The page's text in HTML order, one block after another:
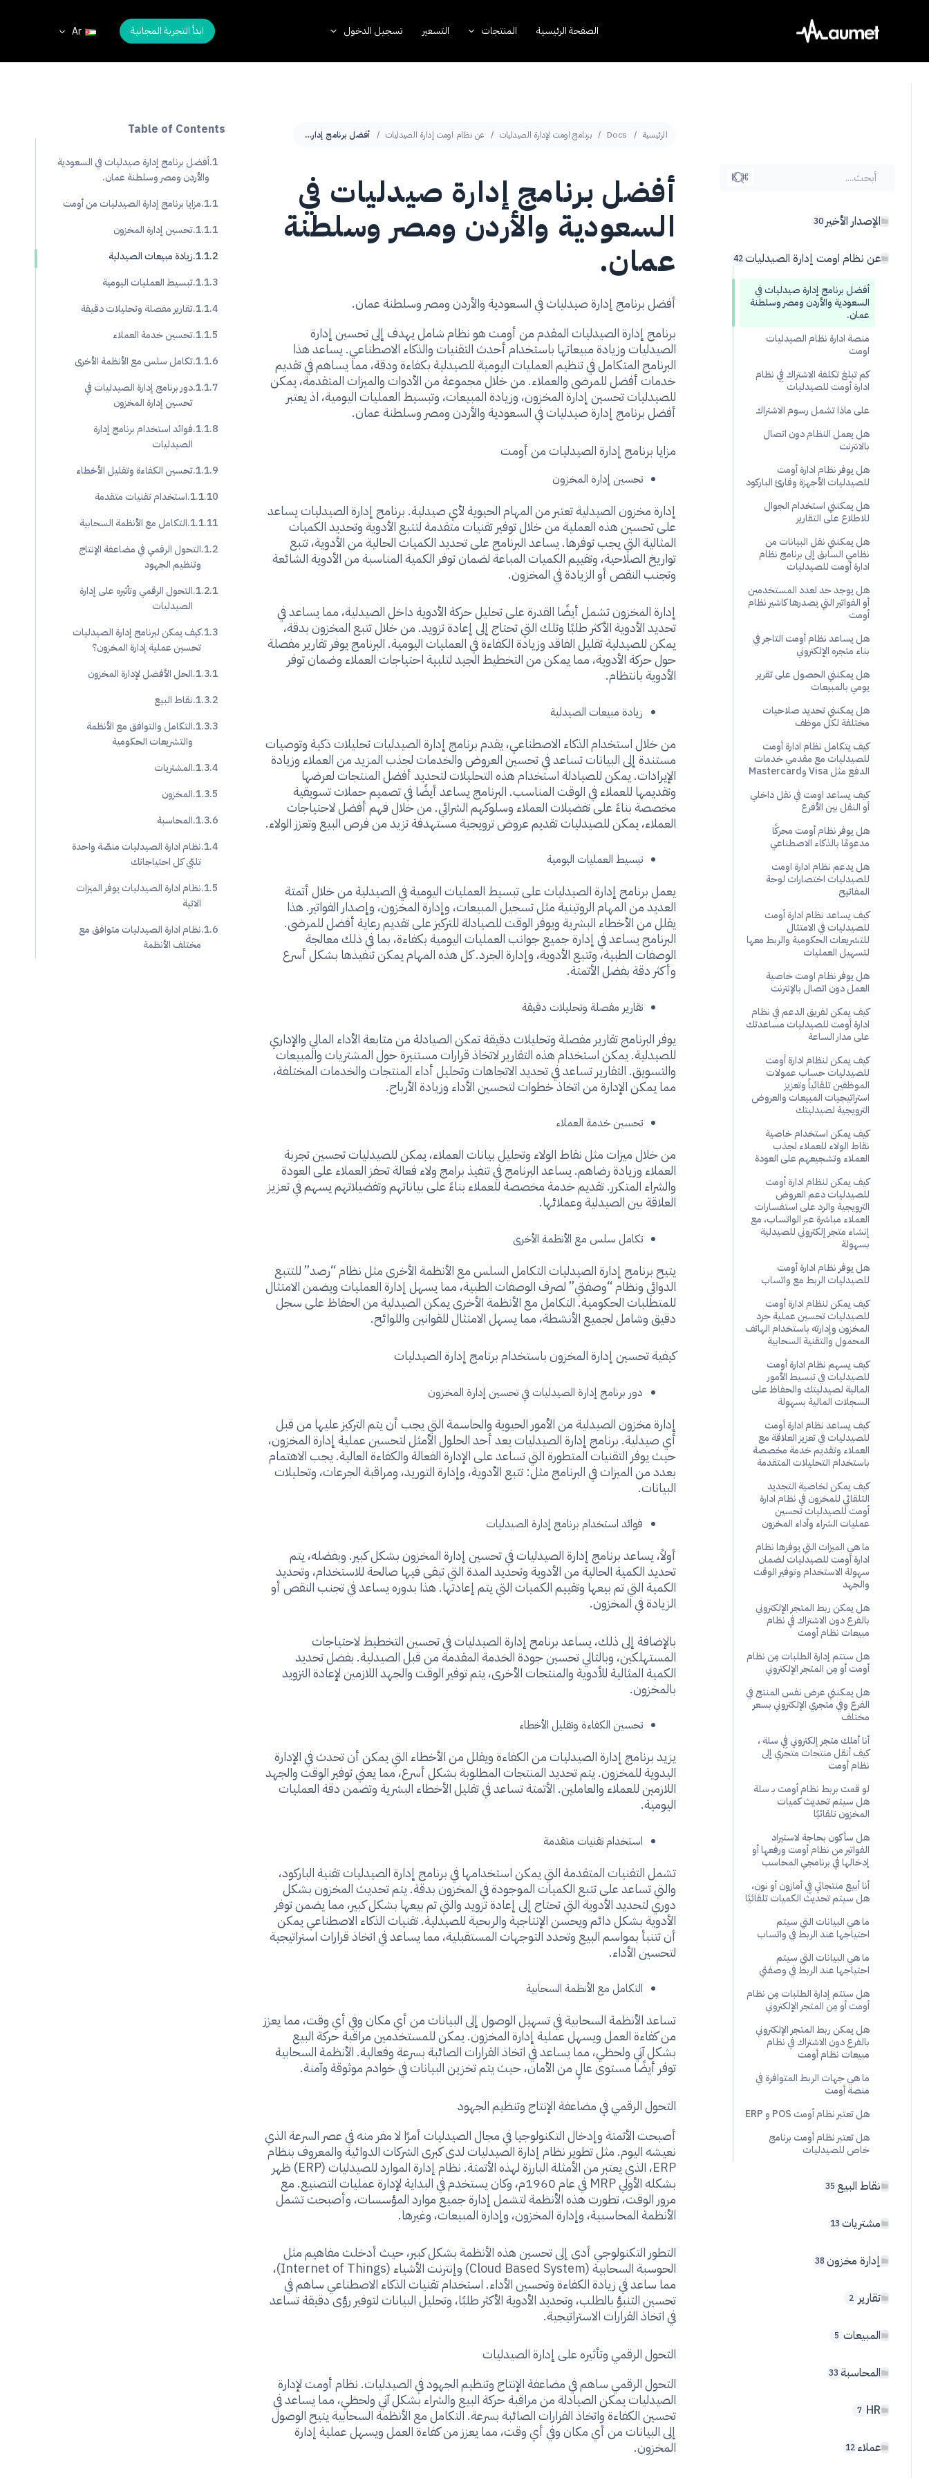
الصفحة الرئيسية المنتجات التسعير تسجيل الدخول ابدأ التجربة المجانية Ar
أبحث.... ⌘ K
الإصدار الأخير 30
عن نظام اومت إدارة الصيدليات42
أفضل برنامج إدارة صيدليات في
السعودية والأردن ومصر وسلطنة
عمان.
منصة ادارة نظام الصيدليات
اومت
كم تبلغ تكلفة الاشتراك فِي نظام
ادارة أومت للصيدليات
على ماذا تشمل رسوم الاشتراك
هل يعمل النظام دون اتصال
بالانترنت
هل يوفر نظام ادارة أومت
للصيدليات الأجهزة وقارئ الباركود
هل يمكنني استخدام الجوال
للاطلاع على التقارير
هل يمكنني نقل البيانات من
نظامي السابق إلى برنامج نظام
ادارة أومت للصيدليات
هل يوجد حد لعدد المستخدمين
أو الفواتير التي يصدرها كاشير نظام
أومت
هل يساعد نظام أومت التاجر في
بناء متجره الإلكتروني
هل يمكنني الحصول على تقرير
يومي بالمبيعات
هل يمكنني تحديد صلاحيات
مختلفة لكل موظف
كيف يتكامل نظام ادارة أومت
للصيدليات مع مقدمي خدمات
الدفع مثل Visa وMastercard
كيف يساعد اومت في نقل داخلي
أو النقل بين الأفرع
هل يوفر نظام أومت محركًا
مدعومًا بالذكاء الاصطناعي
هل يدعم نظام ادارة اومت
للصيدليات اختصارات لوحة
المفاتيح
كيف يساعد نظام ادارة أومت
للصيدليات في الامتثال
للتشريعات الحكومية والربط معها
لتسهيل العمليات
هل يوفر نظام اومت خاصية
العمل دون اتصال بالإنترنت
كيف يمكن لفريق الدعم في نظام
ادارة أومت للصيدليات مساعدتك
على مدار الساعة
كيف يمكن لنظام ادارة أومت
للصيدليات حساب عمولات
الموظفين تلقائياً وتعزيز
استراتيجيات المبيعات والعروض
الترويجية لصيدليتك
كيف يمكن استخدام خاصية
نقاط الولاء للعملاء لجذب
العملاء وتشجيعهم على العودة
كيف يمكن لنظام ادارة أومت
للصيدليات دعم العروض
الترويجية والرد على استفسارات
العملاء مباشرة عبر الواتساب، مع
إنشاء متجر إلكتروني للصيدلية
بسهولة
هل يوفر نظام ادارة أومت
للصيدليات الربط مع واتساب
كيف يمكن لنظام ادارة أومت
للصيدليات تحسين عملية جرد
المخزون وإدارته باستخدام الهاتف
المحمول والتقنية السحابية
كيف يسهم نظام ادارة أومت
للصيدليات في تبسيط الأمور
المالية لصيدليتك والحفاظ على
السجلات المالية بسهولة
كيف يساعد نظام ادارة أومت
للصيدليات في تعزيز العلاقة مع
العملاء وتقديم خدمة مخصصة
باستخدام التحليلات المتقدمة
كيف يمكن لخاصية التجديد
التلقائي للمخزون في نظام ادارة
أومت للصيدليات تحسين
عمليات الشراء وأداء المخزون
ما هي الميزات التي يوفرها نظام
ادارة أومت للصيدليات لضمان
سهولة الاستخدام وتوفير الوقت
والجهد
هل يمكن ربط المتجر الإلكتروني
بالفرع دون الاشتراك في نظام
مبيعات نظام أومت
هل ستتم إدارة الطلبات مِن نظام
أومت أو مِن المتجر الإلكتروني
هل يمكنني عرض نفس المنتج في
الفرع وفي متجري الإلكتروني بسعر
مختلف
أنا أملك متجر إلكتروني فِي سلة ،
كيف أنقل منتجات متجري إلى
نظام أومت
لو قمت بربط نظام أومت بـ سلة
هل سيتم تحديث كميات
المخزون تلقائيًا
هل سأكون بحاجة لاستيراد
الفواتير من نظام أومت ورفعها أو
إدخالها في برنامجي المحاسب
أنا أبيع منتجاتي فِي أمازون أو نون،
هل سيتم تحديث الكميات تلقائيًا
ما هي البيانات التي سيتم
احتياجها عند الربط في واتساب
ما هي البيانات التي سيتم
احتياجها عند الربط في وصفتي
هل ستتم إدارة الطلبات مِن نظام
أومت أو مِن المتجر الإلكتروني
هل يمكن ربط المتجر الإلكتروني
بالفرع دون الاشتراك في نظام
مبيعات نظام أومت
ما هي جهات الربط المتوافرة في
منصة أومت
هل تعتبر نظام أومت POS و ERP
هل تعتبر نظام أومت برنامج
خاص للصيدليات
نقاط البيع 35
مشتريات 13
إدارة مخزون 38
تقارير 2
المبيعات 5
المحاسبة 33
HR
7
عملاء 12
الرئيسية Docs برنامج اومت لإدارة الصيدليات عن نظام اومت إدارة الصيدليات أفضل برنامج إدارة صيدليات في السعودية والأردن ومصر وسلطنة عمان.
أفضل برنامج إدارة صيدليات في
السعودية والأردن ومصر وسلطنة
عمان.
أفضل برنامج إدارة صيدليات في السعودية والأردن ومصر وسلطنة عمان.
برنامج إدارة الصيدليات المقدم من أومت هو نظام شامل يهدف إلى تحسين إدارة
الصيدليات وزيادة مبيعاتها باستخدام أحدث التقنيات والذكاء الاصطناعي. يساعد هذا
البرنامج المتكامل في تنظيم العمليات اليومية للصيدلية بكفاءة ودقة، مما يساهم في تقديم
خدمات أفضل للمرضى والعملاء. من خلال مجموعة من الأدوات والميزات المتقدمة، يمكن
للصيدليات تحسين إدارة المخزون، وزيادة المبيعات، وتبسيط العمليات اليومية، اذ يعتبر
أفضل برنامج إدارة صيدليات في السعودية والأردن ومصر وسلطنة عمان.
مزايا برنامج إدارة الصيدليات من أومت
تحسين إدارة المخزون
إدارة مخزون الصيدلية تعتبر من المهام الحيوية لأي صيدلية. برنامج إدارة الصيدليات يساعد
على تحسين هذه العملية من خلال توفير تقنيات متقدمة لتتبع الأدوية وتحديد الكميات
المثالية التي يجب توفرها. يساعد البرنامج على تحديد الكميات الحالية من الأدوية، تتبع
تواريخ الصلاحية، وتقييم الكميات المباعة لضمان توفر الكمية المناسبة من الأدوية الشائعة
وتجنب النقص أو الزيادة في المخزون.
إدارة المخزون تشمل أيضًا القدرة على تحليل حركة الأدوية داخل الصيدلية، مما يساعد في
تحديد الأدوية الأكثر طلبًا وتلك التي تحتاج إلى إعادة تزويد. من خلال تتبع المخزون بدقة،
يمكن للصيدلية تقليل الفاقد وزيادة الكفاءة في العمليات اليومية. البرنامج يوفر تقارير مفصلة
حول حركة الأدوية، مما يمكن من التخطيط الجيد لتلبية احتياجات العملاء وضمان توفر
الأدوية بانتظام.
زيادة مبيعات الصيدلية
من خلال استخدام الذكاء الاصطناعي، يقدم برنامج إدارة الصيدليات تحليلات ذكية وتوصيات
مستندة إلى البيانات تساعد في تحسين العروض والخدمات لجذب المزيد من العملاء وزيادة
الإيرادات. يمكن للصيادلة استخدام هذه التحليلات لتحديد أفضل المنتجات لعرضها
وتقديمها للعملاء في الوقت المناسب. البرنامج يساعد أيضًا في تصميم حملات تسويقية
مخصصة بناءً على تفضيلات العملاء وسلوكهم الشرائي. من خلال فهم أفضل لاحتياجات
العملاء، يمكن للصيدليات تقديم عروض ترويجية مستهدفة تزيد من فرص البيع وتعزز الولاء.
تبسيط العمليات اليومية
يعمل برنامج إدارة الصيدليات على تبسيط العمليات اليومية في الصيدلية من خلال أتمتة
العديد من المهام الروتينية مثل تسجيل المبيعات، وإدارة المخزون، وإصدار الفواتير. هذا
يقلل من الأخطاء البشرية ويوفر الوقت للصيادلة للتركيز على تقديم رعاية أفضل للمرضى.
البرنامج يساعد في إدارة جميع جوانب العمليات اليومية بكفاءة، بما في ذلك معالجة
الوصفات الطبية، وتتبع الأدوية، وإدارة الجرد. كل هذه المهام يمكن تنفيذها بشكل أسرع
وأكثر دقة بفضل الأتمتة.
تقارير مفصلة وتحليلات دقيقة
يوفر البرنامج تقارير مفصلة وتحليلات دقيقة تمكن الصيادلة من متابعة الأداء المالي والإداري
للصيدلية. يمكن استخدام هذه التقارير لاتخاذ قرارات مستنيرة حول المشتريات والمبيعات
والتسويق. التقارير تساعد في تحديد الاتجاهات وتحليل أداء المنتجات والخدمات المختلفة،
مما يمكن الإدارة من اتخاذ خطوات لتحسين الأداء وزيادة الأرباح.
تحسين خدمة العملاء
من خلال ميزات مثل نقاط الولاء وتحليل بيانات العملاء، يمكن للصيدليات تحسين تجربة
العملاء وزيادة رضاهم. يساعد البرنامج في تنفيذ برامج ولاء فعالة تحفز العملاء على العودة
والشراء المتكرر. تقديم خدمة مخصصة للعملاء بناءً على بياناتهم وتفضيلاتهم يسهم في تعزيز
العلاقة بين الصيدلية وعملائها.
تكامل سلس مع الأنظمة الأخرى
يتيح برنامج إدارة الصيدليات التكامل السلس مع الأنظمة الأخرى مثل نظام “رصد” للتتبع
الدوائي ونظام “وصفتي” لصرف الوصفات الطبية، مما يسهل إدارة العمليات ويضمن الامتثال
للمتطلبات الحكومية. التكامل مع الأنظمة الأخرى يمكن الصيدلية من الحفاظ على سجل
دقيق وشامل لجميع الأنشطة، مما يسهل الامتثال للقوانين واللوائح.
كيفية تحسين إدارة المخزون باستخدام برنامج إدارة الصيدليات
دور برنامج إدارة الصيدليات في تحسين إدارة المخزون
إدارة مخزون الصيدلية من الأمور الحيوية والحاسمة التي يجب أن يتم التركيز عليها من قبل
أي صيدلية. برنامج إدارة الصيدليات يعد أحد الحلول الأمثل لتحسين عملية إدارة المخزون،
حيث يوفر التقنيات المتطورة التي تساعد على الإدارة الفعالة والكفاءة العالية. يجب الاهتمام
بعدد من الميزات في البرنامج مثل: تتبع الأدوية، وإدارة التوريد، ومراقبة الجرعات، وتحليلات
البيانات.
فوائد استخدام برنامج إدارة الصيدليات
أولاً، يساعد برنامج إدارة الصيدليات في تحسين إدارة المخزون بشكل كبير. وبفضله، يتم
تحديد الكمية الحالية من الأدوية وتحديد المدة التي تبقى فيها صالحة للاستخدام، وتحديد
الكمية التي تم بيعها وتقييم الكميات التي يتم إعادتها. هذا بدوره يساعد في تجنب النقص أو
الزيادة في المخزون.
بالإضافة إلى ذلك، يساعد برنامج إدارة الصيدليات في تحسين التخطيط لاحتياجات
المستهلكين، وبالتالي تحسين جودة الخدمة المقدمة من قبل الصيدلية. بفضل تحديد
الكمية المثالية للأدوية والمنتجات الأخرى، يتم توفير الوقت والجهد اللازمين لإعادة التزويد
بالمخزون.
تحسين الكفاءة وتقليل الأخطاء
يزيد برنامج إدارة الصيدليات من الكفاءة ويقلل من الأخطاء التي يمكن أن تحدث في الإدارة
اليدوية للمخزون. يتم تحديد المنتجات المطلوبة بشكل أسرع، مما يعني توفير الوقت والجهد
اللازمين للعملاء والعاملين. الأتمتة تساعد في تقليل الأخطاء البشرية وتضمن دقة العمليات
اليومية.
استخدام تقنيات متقدمة
تشمل التقنيات المتقدمة التي يمكن استخدامها في برنامج إدارة الصيدليات تقنية الباركود،
والتي تساعد على تتبع الكميات الموجودة في المخزون بدقة. يتم تحديث المخزون بشكل
دوري لتحديد الأدوية التي تحتاج إلى إعادة تزويد والتي تم بيعها بشكل كبير، مما يضمن توفر
الأدوية بشكل دائم ويحسن الإنتاجية والربحية للصيدلية. تقنيات الذكاء الاصطناعي يمكن
أن تتنبأ بمواسم البيع وتحدد التوجهات المستقبلية، مما يساعد في اتخاذ قرارات استراتيجية
لتحسين الأداء.
التكامل مع الأنظمة السحابية
تساعد الأنظمة السحابية في تسهيل الوصول إلى البيانات من أي مكان وفي أي وقت، مما يعزز
من كفاءة العمل ويسهل عملية إدارة المخزون. يمكن للمستخدمين مراقبة حركة البيع
بشكل آني ولحظي، مما يساعد في اتخاذ القرارات الصائبة بسرعة وفعالية. الأنظمة السحابية
توفر أيضًا مستوى عالٍ من الأمان، حيث يتم تخزين البيانات في خوادم موثوقة وآمنة.
التحول الرقمي في مضاعفة الإنتاج وتنظيم الجهود
أصبحت الأتمتة وإدخال التكنولوجيا في مجال الصيدليات أمرًا لا مفر منه في عصر السرعة الذي
نعيشه اليوم. مثل تطوير نظام إدارة الصيدليات لدى كبرى الشركات الدوائية والمعروف بنظام
ERP، الذي يعتبر من الأمثلة البارزة لهذه الأتمتة. نظام إدارة الموارد للصيدليات (ERP) ظهر
بشكله الأولي MRP في عام 1960م، وكان يستخدم في البداية لإدارة عمليات التصنيع. مع
مرور الوقت، تطورت هذه الأنظمة لتشمل إدارة جميع موارد المؤسسات، وأصبحت تشمل
الأنظمة المحاسبية، وإدارة المخزون، وإدارة المبيعات، وغيرها.
التطور التكنولوجي أدى إلى تحسين هذه الأنظمة بشكل كبير، حيث أدخلت مفاهيم مثل
الحوسبة السحابية (Cloud Based System) وإنترنت الأشياء (Internet of Things)،
مما ساعد في زيادة الكفاءة وتحسين الأداء. استخدام تقنيات الذكاء الاصطناعي ساهم في
تحسين التنبؤ بالطلب، وتحديد الأدوية الأكثر طلبًا، وتحليل البيانات لتوفير رؤى دقيقة تساعد
في اتخاذ القرارات الاستراتيجية.
التحول الرقمي وتأثيره على إدارة الصيدليات
التحول الرقمي ساهم في مضاعفة الإنتاج وتنظيم الجهود في الصيدليات. نظام أومت لإدارة
الصيدليات يمكن الصيادلة من مراقبة حركة البيع والشراء بشكل آني ولحظي، مما يساعد في
تحسين الكفاءة واتخاذ القرارات الصائبة بسرعة. التكامل مع الأنظمة السحابية يتيح الوصول
إلى البيانات من أي مكان وفي أي وقت، مما يعزز من كفاءة العمل ويسهل عملية إدارة
المخزون.
Table of Contents
أفضل برنامج إدارة صيدليات في السعودية
والأردن ومصر وسلطنة عمان.
مزايا برنامج إدارة الصيدليات من أومت
تحسين إدارة المخزون
زيادة مبيعات الصيدلية
تبسيط العمليات اليومية
تقارير مفصلة وتحليلات دقيقة
تحسين خدمة العملاء
تكامل سلس مع الأنظمة الأخرى
دور برنامج إدارة الصيدليات في
تحسين إدارة المخزون
فوائد استخدام برنامج إدارة
الصيدليات
تحسين الكفاءة وتقليل الأخطاء
استخدام تقنيات متقدمة
التكامل مع الأنظمة السحابية
التحول الرقمي في مضاعفة الإنتاج
وتنظيم الجهود
التحول الرقمي وتأثيره على إدارة
الصيدليات
كيف يمكن لبرنامج إدارة الصيدليات
تحسين عملية إدارة المخزون؟
الحل الأفضل لإدارة المخزون
نقاط البيع
التكامل والتوافق مع الأنظمة
والتشريعات الحكومية
المشتريات
المخزون
المحاسبة
نظام ادارة الصيدليات منصّة واحدة
تلبّي كل احتياجاتك
نظام ادارة الصيدليات يوفر الميزات
الاتية
نظام ادارة الصيدليات متوافق مع
مختلف الأنظمة